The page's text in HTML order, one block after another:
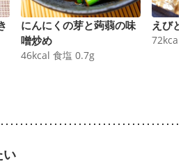
にんにくの芽と蒟蒻の味
噌炒め
46kcal 食塩 0.7g
えびと
72kcal
い